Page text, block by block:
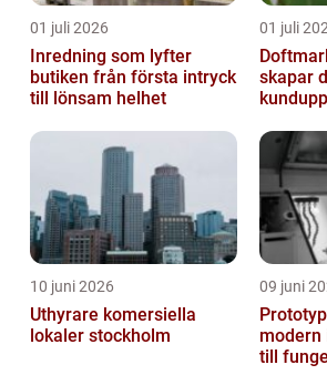
01 juli 2026
Inredning som lyfter
butiken från första intryck
till lönsam helhet
01 juli
skapar
10 juni 2026
Uthyrare komersiella
lokaler stockholm
09 juni
modern
till